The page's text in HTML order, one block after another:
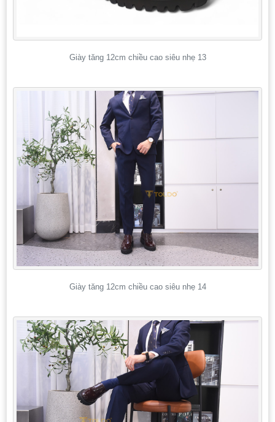
Giày tăng 12cm chiều cao siêu nhẹ 13
Giày tăng 12cm chiều cao siêu nhẹ 14